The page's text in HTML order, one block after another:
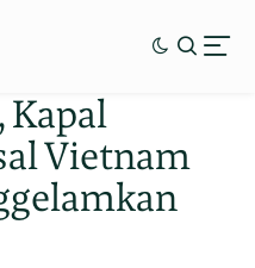
Kapal
Vietnam